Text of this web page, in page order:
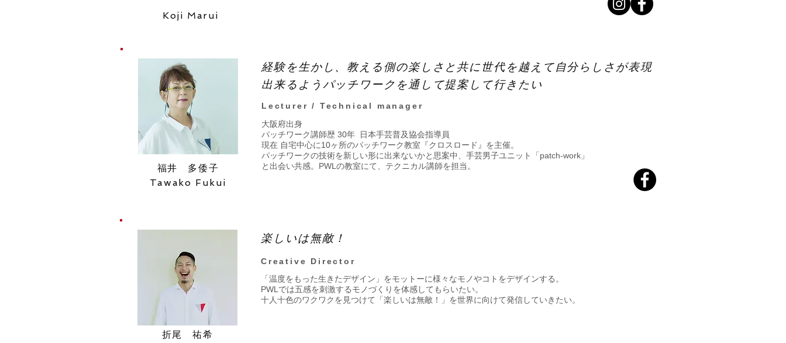
Koji Marui
​福井 多倭子
Tawako Fukui
経験を生かし、教える側の楽しさと共に世代を越えて自分らしさが表現
出来るようパッチワークを通して提案して行きたい
Lecturer / Technical manager
大阪府出身
パッチワーク講師歴 30年 日本手芸普及協会指導員
現在 自宅中心に10ヶ所のパッチワーク教室『クロスロード』を主催。
パッチワークの技術を新しい形に出来ないかと思案中、手芸男子ユニット「patch-work」
と出会い共感。​PWLの教室にて、テクニカル講師を担当。
楽しいは無敵！
Creative Director
「温度をもった生きたデザイン」をモットーに様々なモノやコトをデザインする。
PWLでは五感を刺激するモノづくりを体感してもらいたい。
十人十色のワクワクを見つけて「楽しいは無敵！」を世界に向けて発信していきたい。
​折尾 祐希